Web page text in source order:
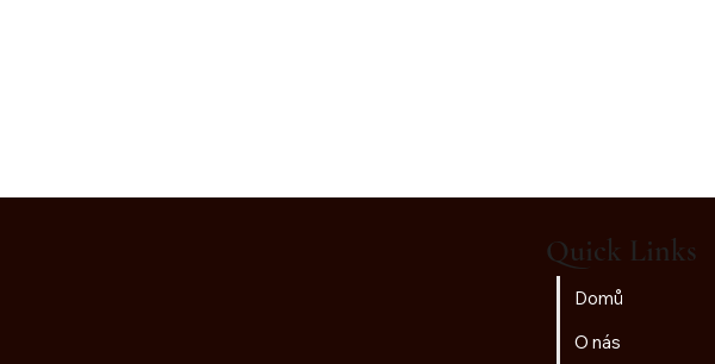
Quick Links
Domů
O nás